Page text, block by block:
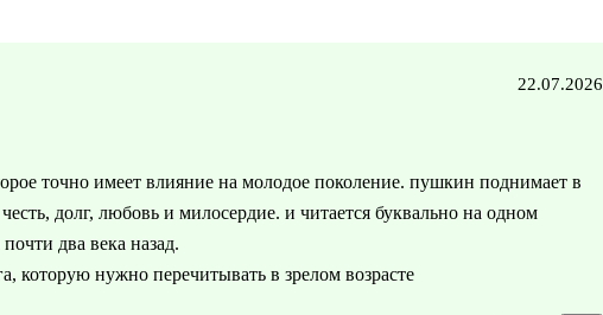
22.07.2026
точно имеет влияние на молодое поколение. пушкин поднимает в
долг, любовь и милосердие. и читается буквально на одном
два века назад.
которую нужно перечитывать в зрелом возрасте